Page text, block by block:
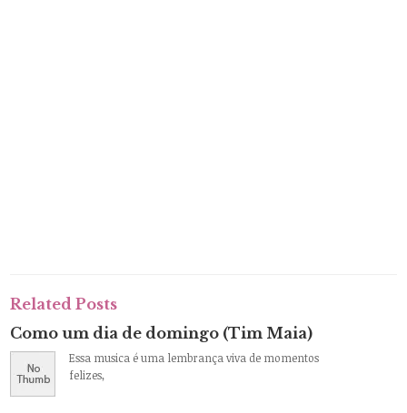
Related Posts
Como um dia de domingo (Tim Maia)
Essa musica é uma lembrança viva de momentos
felizes,